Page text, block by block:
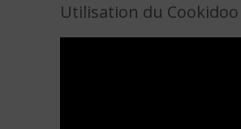
Utilisation du Cookidoo